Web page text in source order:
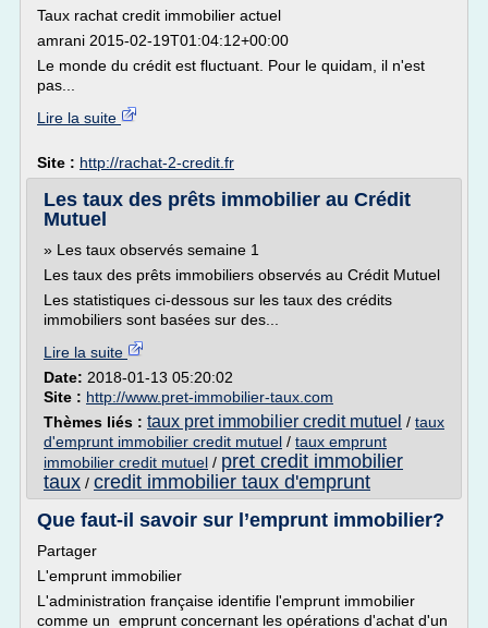
Taux rachat credit immobilier actuel
amrani 2015-02-19T01:04:12+00:00
Le monde du crédit est fluctuant. Pour le quidam, il n'est
pas...
Lire la suite
Site : http://rachat-2-credit.fr
Les taux des prêts immobilier au Crédit
Mutuel
» Les taux observés semaine 1
Les taux des prêts immobiliers observés au Crédit Mutuel
Les statistiques ci-dessous sur les taux des crédits
immobiliers sont basées sur des...
Lire la suite
Date: 2018-01-13 05:20:02
Site : http://www.pret-immobilier-taux.com
Thèmes liés : taux pret immobilier credit mutuel / taux
d'emprunt immobilier credit mutuel / taux emprunt
immobilier credit mutuel / pret credit immobilier
taux / credit immobilier taux d'emprunt
Que faut-il savoir sur l’emprunt immobilier?
Partager
L'emprunt immobilier
L'administration française identifie l'emprunt immobilier
comme un emprunt concernant les opérations d'achat d'un